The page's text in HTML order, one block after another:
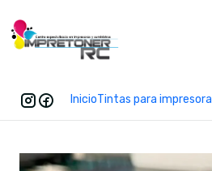
InicioTintas para impresora